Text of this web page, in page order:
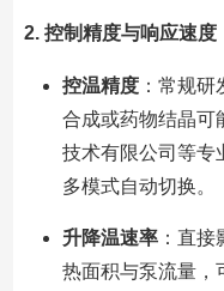
2. 控制精度与响应速度
控温精度：常规研
合成或药物结晶
技术有限公司等专
多模式自动切换。
升降温速率：直接
热面积与泵流量，